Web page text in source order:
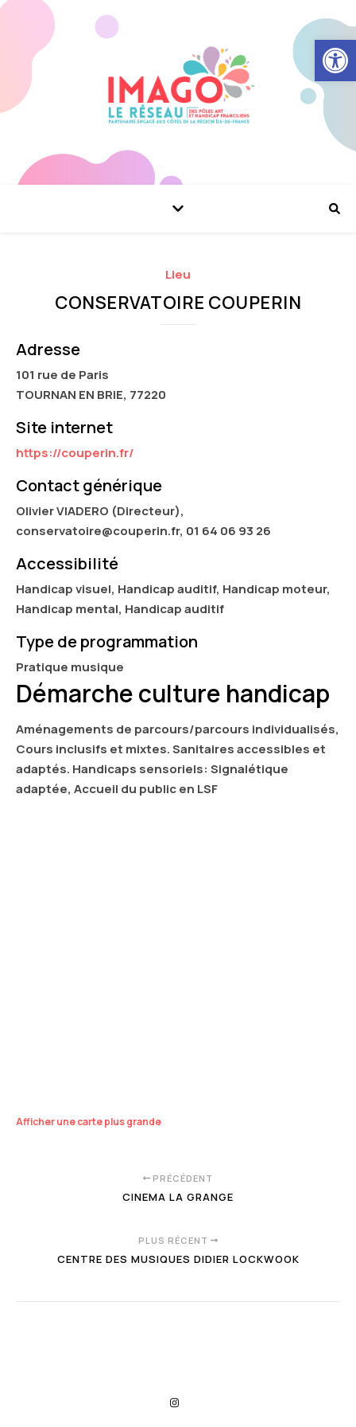
Ouvrir
Lieu
CONSERVATOIRE COUPERIN
Adresse
101 rue de Paris
TOURNAN EN BRIE, 77220
Site internet
https://couperin.fr/
Contact générique
Olivier VIADERO (Directeur),
conservatoire@couperin.fr, 01 64 06 93 26
Accessibilité
Handicap visuel, Handicap auditif, Handicap moteur,
Handicap mental, Handicap auditif
Type de programmation
Pratique musique
Démarche culture handicap
Aménagements de parcours/parcours individualisés,
Cours inclusifs et mixtes. Sanitaires accessibles et
adaptés. Handicaps sensoriels: Signalétique
adaptée, Accueil du public en LSF
Afficher une carte plus grande
PRÉCÉDENT
CINEMA LA GRANGE
PLUS RÉCENT
CENTRE DES MUSIQUES DIDIER LOCKWOOK